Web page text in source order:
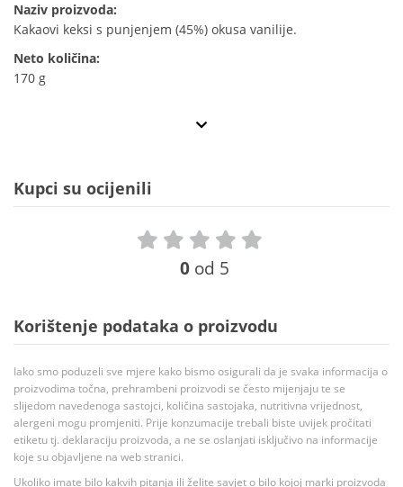
Naziv proizvoda:
Kakaovi keksi s punjenjem (45%) okusa vanilije.
Neto količina:
170 g
Kupci su ocijenili
0 od 5
Korištenje podataka o proizvodu
Iako smo poduzeli sve mjere kako bismo osigurali da je svaka informacija o
proizvodima točna, prehrambeni proizvodi se često mijenjaju te se
slijedom navedenoga sastojci, količina sastojaka, nutritivna vrijednost,
alergeni mogu promjeniti. Prije konzumacije trebali biste uvijek pročitati
etiketu tj. deklaraciju proizvoda, a ne se oslanjati isključivo na informacije
koje su objavljene na web stranici.
Ukoliko imate bilo kakvih pitanja ili želite savjet o bilo kojoj marki proizvoda